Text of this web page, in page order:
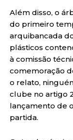
Além disso, o
do primeiro
arquibancada
plásticos
à comissão
comemoração
o relato,
clube no artigo
lançamento de
partida.